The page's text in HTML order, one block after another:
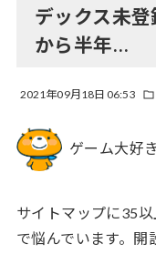
デックス未
から半年…
2021年09月18日 06:53
ゲーム大好
サイトマップに35
で悩んでいます。開